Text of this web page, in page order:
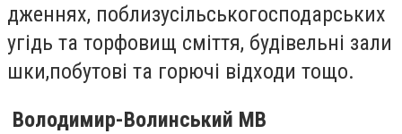
дженнях, поблизусільськогосподарських
угідь та торфовищ сміття, будівельні зали
шки,побутові та горючі відходи тощо.
Володимир-Волинський МВ